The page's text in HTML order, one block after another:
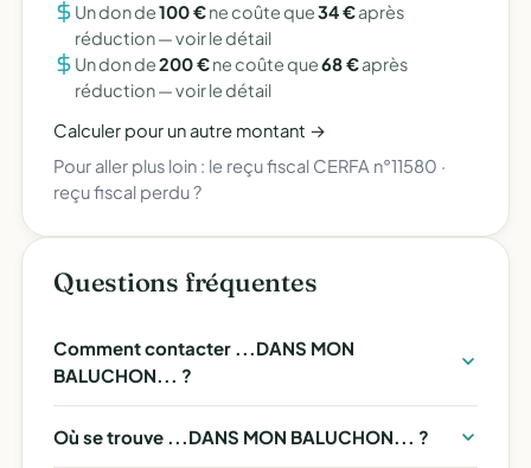
Un don de100 €ne coûte que34 €après
réduction —voir le détail
Un don de200 €ne coûte que68 €après
réduction —voir le détail
Calculer pour un autre montant →
Pour aller plus loin : le reçu fiscal CERFA n°11580 ·
reçu fiscal perdu ?
Questions fréquentes
Comment contacter ...DANS MON
BALUCHON... ?
Où se trouve ...DANS MON BALUCHON... ?